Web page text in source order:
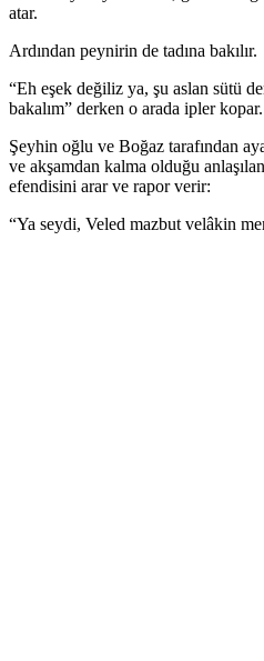
atar.
Ardından peynirin de tadına bakılır.
“Eh eşek değiliz ya, şu aslan sütü
bakalım” derken o arada ipler kopar.
Şeyhin oğlu ve Boğaz tarafından
ve akşamdan kalma olduğu
efendisini arar ve rapor verir:
“Ya seydi, Veled mazbut velâkin